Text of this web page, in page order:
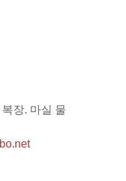
장. 마실 물